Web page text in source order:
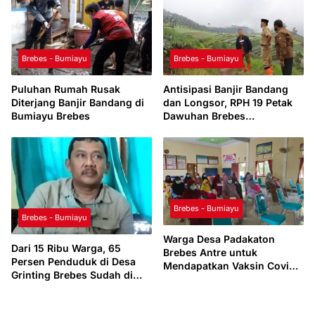
Brebes - Bumiayu
Puluhan Rumah Rusak
Diterjang Banjir Bandang di
Bumiayu Brebes
Brebes - Bumiayu
Antisipasi Banjir Bandang
dan Longsor, RPH 19 Petak
Dawuhan Brebes
Brebes - Bumiayu
Dari 15 Ribu Warga, 65
Persen Penduduk di Desa
Grinting Brebes Sudah di
Brebes - Bumiayu
Warga Desa Padakaton
Brebes Antre untuk
Mendapatkan Vaksin Covid-